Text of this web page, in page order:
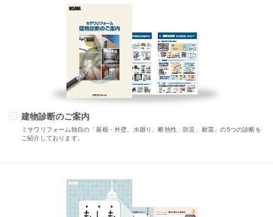
建物診断のご案内
ミサワリフォーム独自の「屋根・外壁、水廻り、断熱性、防災、耐震」の5つの診断を
ご紹介しております。